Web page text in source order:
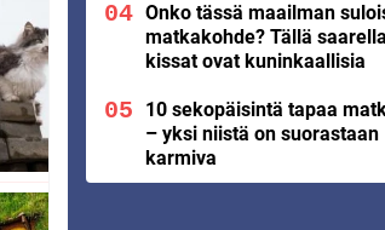
Onko tässä maailman
matkakohde? Tällä saarella
kissat ovat kuninkaallisia
10 sekopäisintä tapaa
– yksi niistä on suorastaan
karmiva